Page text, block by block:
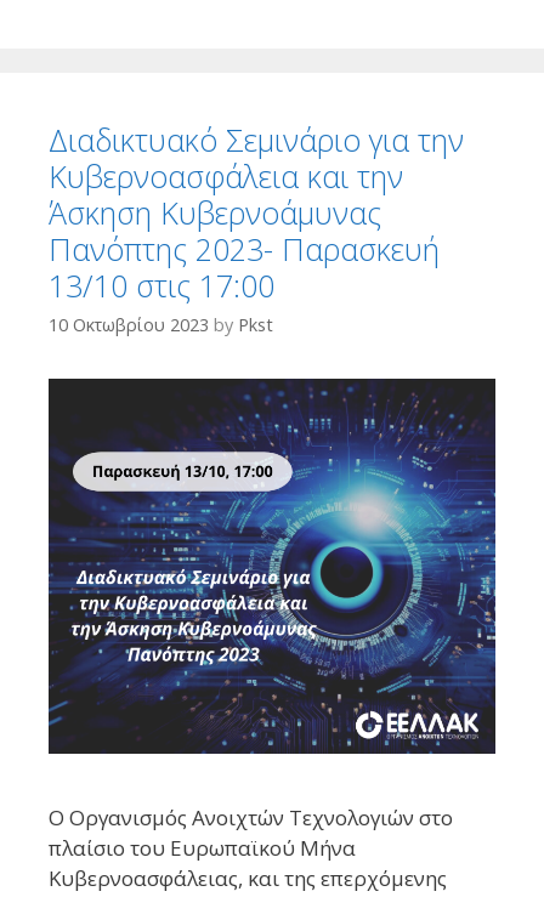
Διαδικτυακό Σεμινάριο για την
Κυβερνοασφάλεια και την
Άσκηση Κυβερνοάμυνας
Πανόπτης 2023- Παρασκευή
13/10 στις 17:00
10 Οκτωβρίου 2023 by Pkst
Ο Οργανισμός Ανοιχτών Τεχνολογιών στο
πλαίσιο του Ευρωπαϊκού Μήνα
Κυβερνοασφάλειας, και της επερχόμενης